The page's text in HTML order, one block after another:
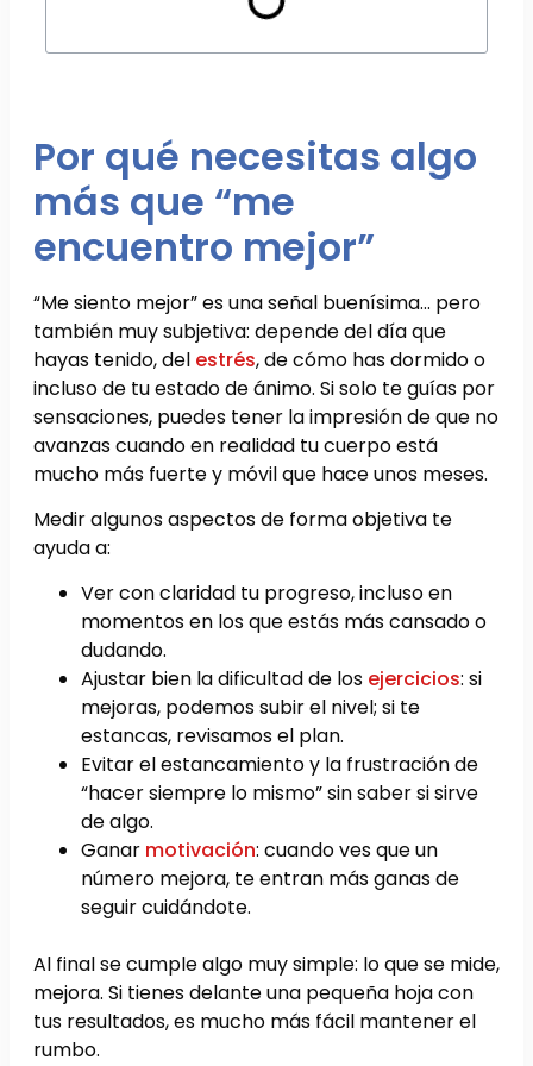
Por qué necesitas algo
más que “me
encuentro mejor”
“Me siento mejor” es una señal buenísima… pero
también muy subjetiva: depende del día que
hayas tenido, del estrés, de cómo has dormido o
incluso de tu estado de ánimo. Si solo te guías por
sensaciones, puedes tener la impresión de que no
avanzas cuando en realidad tu cuerpo está
mucho más fuerte y móvil que hace unos meses.
Medir algunos aspectos de forma objetiva te
ayuda a:
Ver con claridad tu progreso, incluso en
momentos en los que estás más cansado o
dudando.
Ajustar bien la dificultad de los ejercicios: si
mejoras, podemos subir el nivel; si te
estancas, revisamos el plan.
Evitar el estancamiento y la frustración de
“hacer siempre lo mismo” sin saber si sirve
de algo.
Ganar motivación: cuando ves que un
número mejora, te entran más ganas de
seguir cuidándote.
Al final se cumple algo muy simple: lo que se mide,
mejora. Si tienes delante una pequeña hoja con
tus resultados, es mucho más fácil mantener el
rumbo.